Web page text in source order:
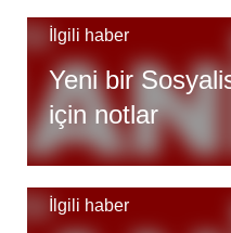
İlgili haber
Yeni bir
için notlar
İlgili haber